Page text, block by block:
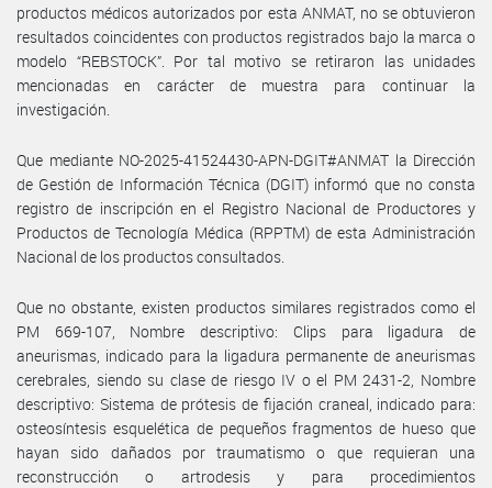
productos médicos autorizados por esta ANMAT, no se obtuvieron
resultados coincidentes con productos registrados bajo la marca o
modelo “REBSTOCK”. Por tal motivo se retiraron las unidades
mencionadas en carácter de muestra para continuar la
investigación.
Que mediante NO-2025-41524430-APN-DGIT#ANMAT la Dirección
de Gestión de Información Técnica (DGIT) informó que no consta
registro de inscripción en el Registro Nacional de Productores y
Productos de Tecnología Médica (RPPTM) de esta Administración
Nacional de los productos consultados.
Que no obstante, existen productos similares registrados como el
PM 669-107, Nombre descriptivo: Clips para ligadura de
aneurismas, indicado para la ligadura permanente de aneurismas
cerebrales, siendo su clase de riesgo IV o el PM 2431-2, Nombre
descriptivo: Sistema de prótesis de fijación craneal, indicado para:
osteosíntesis esquelética de pequeños fragmentos de hueso que
hayan sido dañados por traumatismo o que requieran una
reconstrucción o artrodesis y para procedimientos